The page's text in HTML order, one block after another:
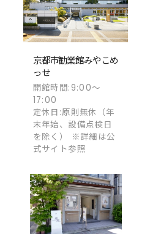
京都市勧業館みやこめ
っせ
開館時間:9:00～
17:00
定休日:原則無休（年
末年始、設備点検日
を除く） ※詳細は公
式サイト参照